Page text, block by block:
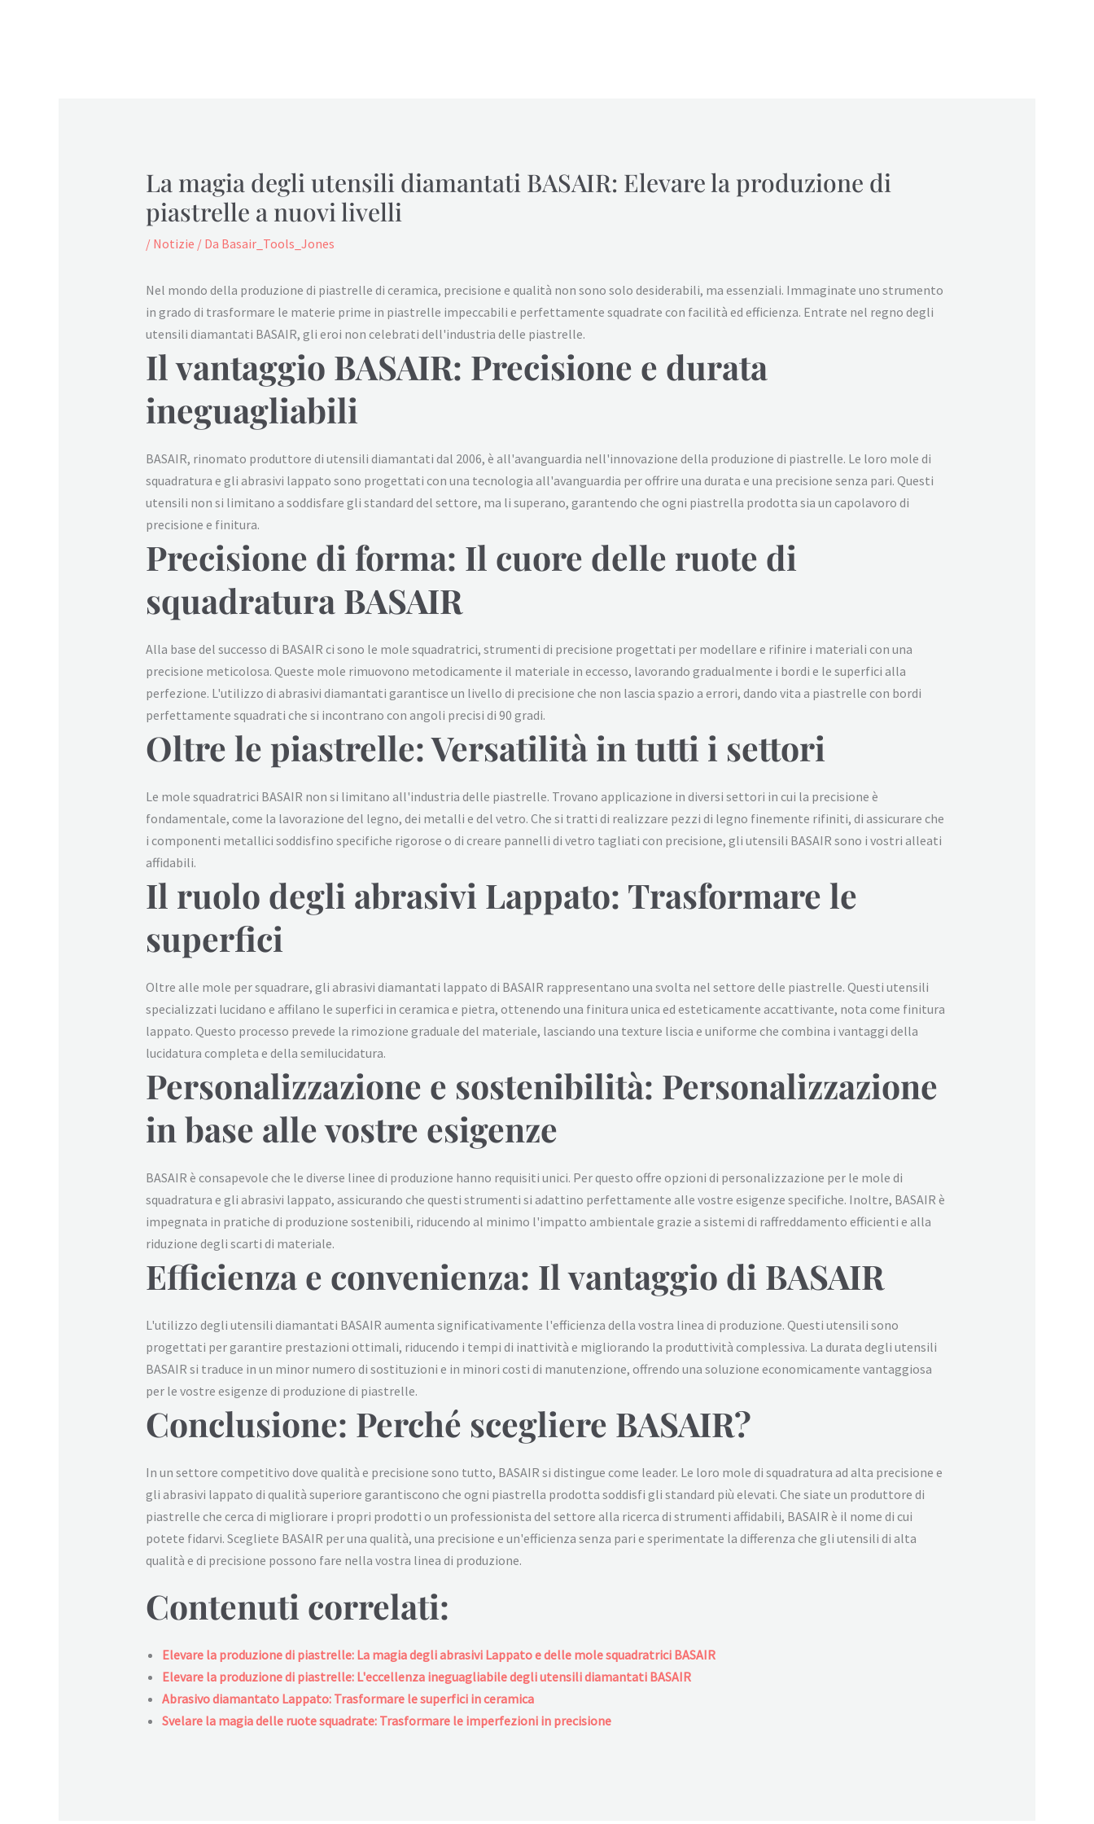
La magia degli utensili diamantati BASAIR: Elevare la produzione di
piastrelle a nuovi livelli
/ Notizie / Da Basair_Tools_Jones
Nel mondo della produzione di piastrelle di ceramica, precisione e qualità non sono solo desiderabili, ma essenziali. Immaginate uno strumento
in grado di trasformare le materie prime in piastrelle impeccabili e perfettamente squadrate con facilità ed efficienza. Entrate nel regno degli
utensili diamantati BASAIR, gli eroi non celebrati dell'industria delle piastrelle.
Il vantaggio BASAIR: Precisione e durata
ineguagliabili
BASAIR, rinomato produttore di utensili diamantati dal 2006, è all'avanguardia nell'innovazione della produzione di piastrelle. Le loro mole di
squadratura e gli abrasivi lappato sono progettati con una tecnologia all'avanguardia per offrire una durata e una precisione senza pari. Questi
utensili non si limitano a soddisfare gli standard del settore, ma li superano, garantendo che ogni piastrella prodotta sia un capolavoro di
precisione e finitura.
Precisione di forma: Il cuore delle ruote di
squadratura BASAIR
Alla base del successo di BASAIR ci sono le mole squadratrici, strumenti di precisione progettati per modellare e rifinire i materiali con una
precisione meticolosa. Queste mole rimuovono metodicamente il materiale in eccesso, lavorando gradualmente i bordi e le superfici alla
perfezione. L'utilizzo di abrasivi diamantati garantisce un livello di precisione che non lascia spazio a errori, dando vita a piastrelle con bordi
perfettamente squadrati che si incontrano con angoli precisi di 90 gradi.
Oltre le piastrelle: Versatilità in tutti i settori
Le mole squadratrici BASAIR non si limitano all'industria delle piastrelle. Trovano applicazione in diversi settori in cui la precisione è
fondamentale, come la lavorazione del legno, dei metalli e del vetro. Che si tratti di realizzare pezzi di legno finemente rifiniti, di assicurare che
i componenti metallici soddisfino specifiche rigorose o di creare pannelli di vetro tagliati con precisione, gli utensili BASAIR sono i vostri alleati
affidabili.
Il ruolo degli abrasivi Lappato: Trasformare le
superfici
Oltre alle mole per squadrare, gli abrasivi diamantati lappato di BASAIR rappresentano una svolta nel settore delle piastrelle. Questi utensili
specializzati lucidano e affilano le superfici in ceramica e pietra, ottenendo una finitura unica ed esteticamente accattivante, nota come finitura
lappato. Questo processo prevede la rimozione graduale del materiale, lasciando una texture liscia e uniforme che combina i vantaggi della
lucidatura completa e della semilucidatura.
Personalizzazione e sostenibilità: Personalizzazione
in base alle vostre esigenze
BASAIR è consapevole che le diverse linee di produzione hanno requisiti unici. Per questo offre opzioni di personalizzazione per le mole di
squadratura e gli abrasivi lappato, assicurando che questi strumenti si adattino perfettamente alle vostre esigenze specifiche. Inoltre, BASAIR è
impegnata in pratiche di produzione sostenibili, riducendo al minimo l'impatto ambientale grazie a sistemi di raffreddamento efficienti e alla
riduzione degli scarti di materiale.
Efficienza e convenienza: Il vantaggio di BASAIR
L'utilizzo degli utensili diamantati BASAIR aumenta significativamente l'efficienza della vostra linea di produzione. Questi utensili sono
progettati per garantire prestazioni ottimali, riducendo i tempi di inattività e migliorando la produttività complessiva. La durata degli utensili
BASAIR si traduce in un minor numero di sostituzioni e in minori costi di manutenzione, offrendo una soluzione economicamente vantaggiosa
per le vostre esigenze di produzione di piastrelle.
Conclusione: Perché scegliere BASAIR?
In un settore competitivo dove qualità e precisione sono tutto, BASAIR si distingue come leader. Le loro mole di squadratura ad alta precisione e
gli abrasivi lappato di qualità superiore garantiscono che ogni piastrella prodotta soddisfi gli standard più elevati. Che siate un produttore di
piastrelle che cerca di migliorare i propri prodotti o un professionista del settore alla ricerca di strumenti affidabili, BASAIR è il nome di cui
potete fidarvi. Scegliete BASAIR per una qualità, una precisione e un'efficienza senza pari e sperimentate la differenza che gli utensili di alta
qualità e di precisione possono fare nella vostra linea di produzione.
Contenuti correlati:
Elevare la produzione di piastrelle: La magia degli abrasivi Lappato e delle mole squadratrici BASAIR
Elevare la produzione di piastrelle: L'eccellenza ineguagliabile degli utensili diamantati BASAIR
Abrasivo diamantato Lappato: Trasformare le superfici in ceramica
Svelare la magia delle ruote squadrate: Trasformare le imperfezioni in precisione